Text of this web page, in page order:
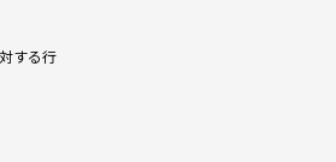
する行